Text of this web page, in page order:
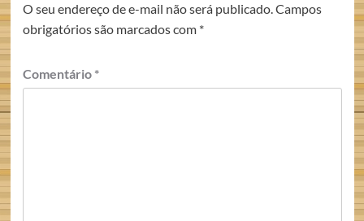
O seu endereço de e-mail não será publicado.Campos
obrigatórios são marcados com *
Comentário *